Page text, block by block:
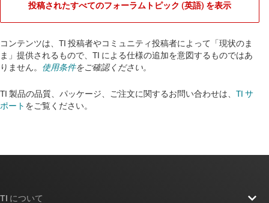
投稿されたすべてのフォーラムトピック (英語) を表示
コンテンツは、TI 投稿者やコミュニティ投稿者によって「現状のま
ま」提供されるもので、TI による仕様の追加を意図するものではあ
りません。 使用条件をご確認ください。
TI 製品の品質、パッケージ、ご注文に関するお問い合わせは、 TI サ
ポート をご覧ください。​​​​​​​​​​​​​​
TI について